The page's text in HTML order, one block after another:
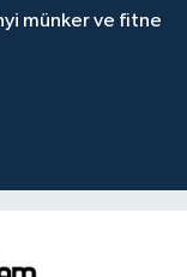
münker ve fitne